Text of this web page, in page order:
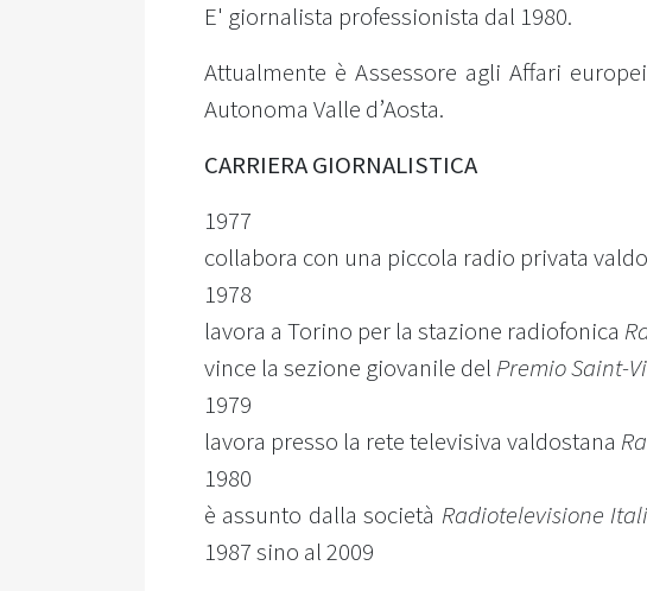
E' giornalista professionista dal 1980.
Attualmente è Assessore agli Affari
Autonoma Valle d’Aosta.
CARRIERA GIORNALISTICA
1977
collabora con una piccola radio privata
1978
lavora a Torino per la stazione radiofonica
vince la sezione giovanile del Premio Saint-
1979
lavora presso la rete televisiva valdostana
1980
è assunto dalla società Radiotelevisione
1987 sino al 2009